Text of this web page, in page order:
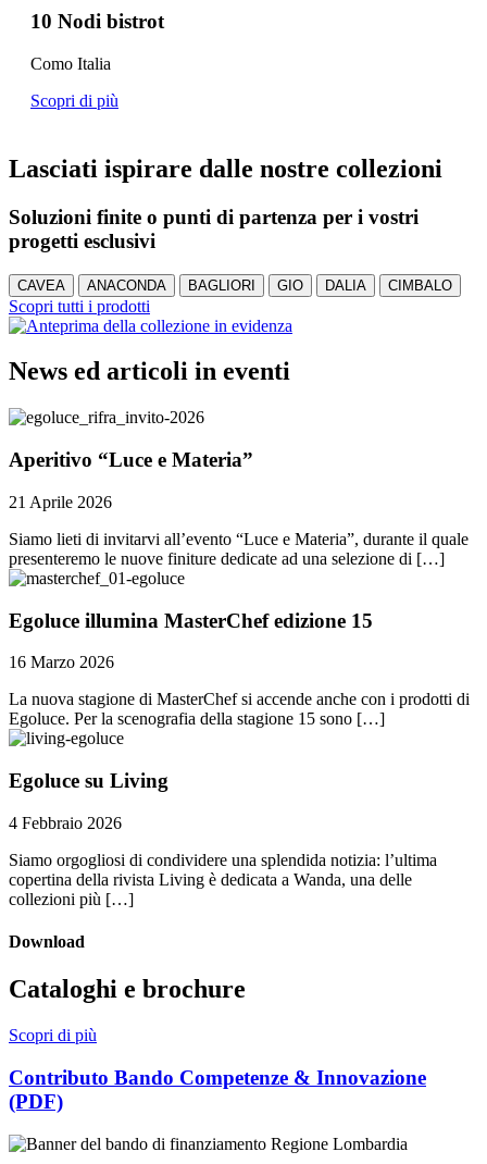
10 Nodi bistrot
Como Italia
Scopri di più
Lasciati ispirare dalle nostre collezioni
Soluzioni finite o punti di partenza per i vostri
progetti esclusivi
CAVEA ANACONDA BAGLIORI GIO DALIA CIMBALO
Scopri tutti i prodotti
News ed articoli in eventi
Aperitivo “Luce e Materia”
21 Aprile 2026
Siamo lieti di invitarvi all’evento “Luce e Materia”, durante il quale
presenteremo le nuove finiture dedicate ad una selezione di […]
Egoluce illumina MasterChef edizione 15
16 Marzo 2026
La nuova stagione di MasterChef si accende anche con i prodotti di
Egoluce. Per la scenografia della stagione 15 sono […]
Egoluce su Living
4 Febbraio 2026
Siamo orgogliosi di condividere una splendida notizia: l’ultima
copertina della rivista Living è dedicata a Wanda, una delle
collezioni più […]
Download
Cataloghi e brochure
Scopri di più
Contributo Bando Competenze & Innovazione
(PDF)(si apre in una nuova scheda)